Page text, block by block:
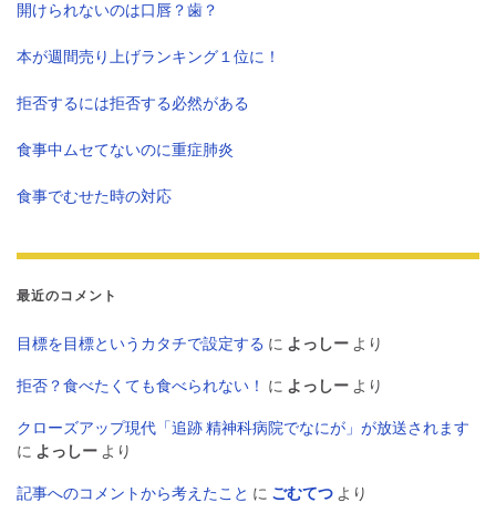
開けられないのは口唇？歯？
本が週間売り上げランキング１位に！
拒否するには拒否する必然がある
食事中ムセてないのに重症肺炎
食事でむせた時の対応
最近のコメント
目標を目標というカタチで設定する に よっしー より
拒否？食べたくても食べられない！ に よっしー より
クローズアップ現代「追跡 精神科病院でなにが」が放送されます
に よっしー より
記事へのコメントから考えたこと に ごむてつ より